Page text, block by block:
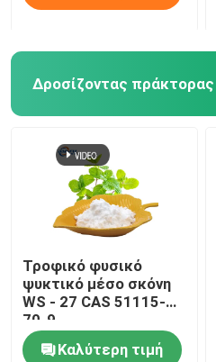
Δροσίζοντας πράκτορας
Τροφικό φυσικό
ψυκτικό μέσο σκόνη
WS - 27 CAS 51115-
70-9
Καλύτερη τιμή